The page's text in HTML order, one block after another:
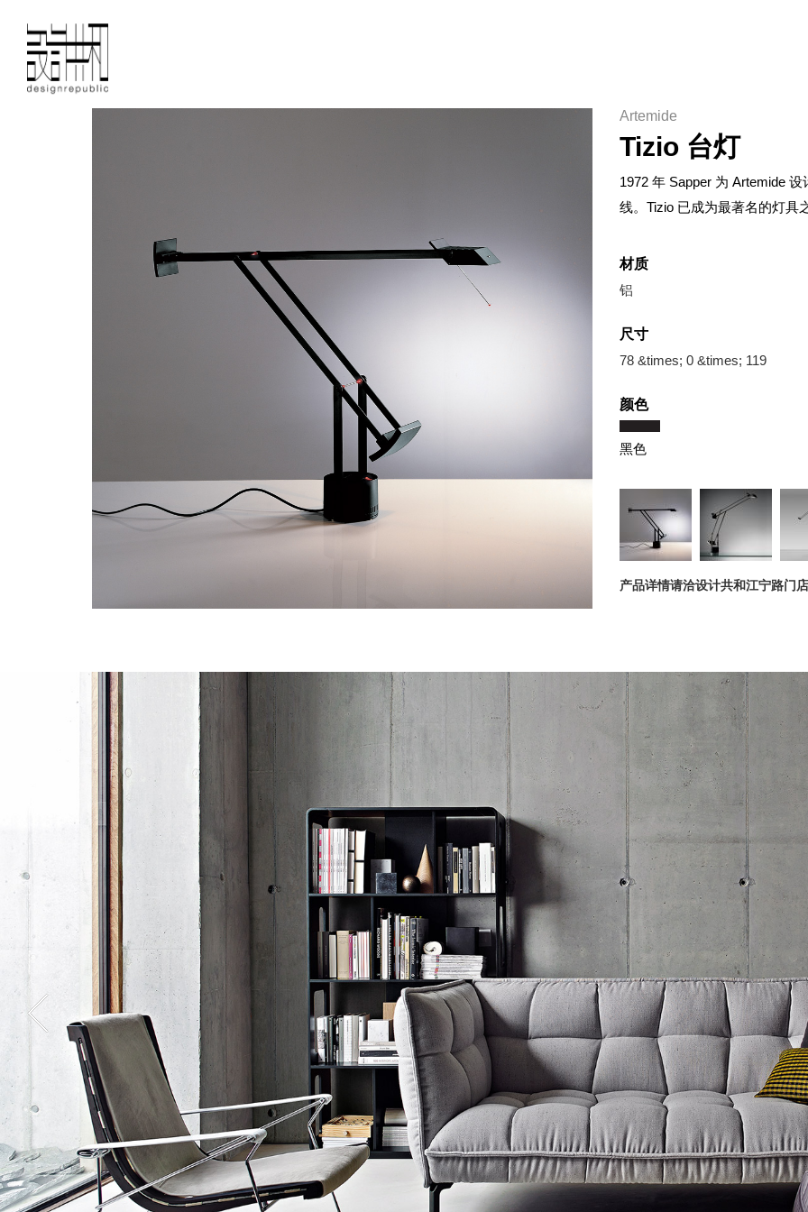
Artemide
Tizio 台灯
1972 年 Sapper 为 Artemide
线。Tizio 已成为最著名的灯具
材质
铝
尺寸
78 &times; 0 &times; 119
颜色
黑色
产品详情请洽设计共和江宁路门店